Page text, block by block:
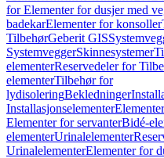
for Elementer for dusjer med
badekarElementer for konsoller
TilbehørGeberit GIS
SystemveggerSkinnesystemer
elementerReservedeler for
elementerTilbehør for
lydisoleringBekledninger
Installasjonselementer
Elementer for servanterBidé-
elementerUrinalelementer
UrinalelementerElementer for